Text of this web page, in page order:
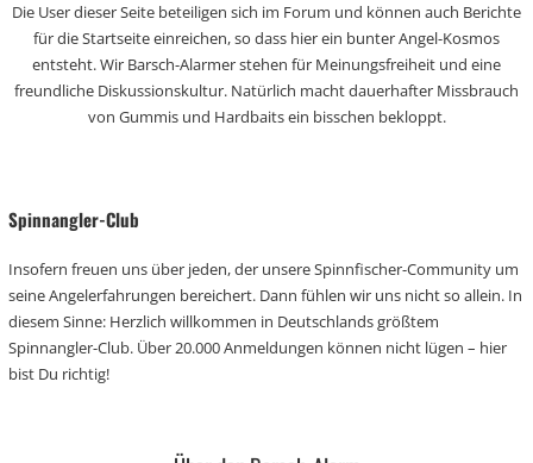
Die User dieser Seite beteiligen sich im Forum und können auch Berichte
für die Startseite einreichen, so dass hier ein bunter Angel-Kosmos
entsteht. Wir Barsch-Alarmer stehen für Meinungsfreiheit und eine
freundliche Diskussionskultur. Natürlich macht dauerhafter Missbrauch
von Gummis und Hardbaits ein bisschen bekloppt.
Spinnangler-Club
Insofern freuen uns über jeden, der unsere Spinnfischer-Community um
seine Angelerfahrungen bereichert. Dann fühlen wir uns nicht so allein. In
diesem Sinne: Herzlich willkommen in Deutschlands größtem
Spinnangler-Club. Über 20.000 Anmeldungen können nicht lügen – hier
bist Du richtig!